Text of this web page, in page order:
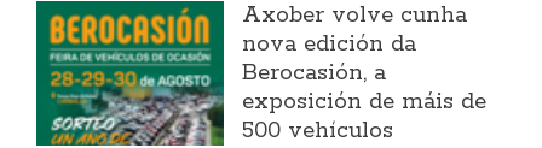
Axober volve cunha
nova edición da
Berocasión, a
exposición de máis de
500 vehículos